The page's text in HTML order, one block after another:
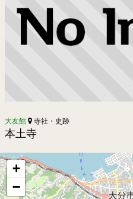
大友館 寺社・史跡
本土寺
+
−